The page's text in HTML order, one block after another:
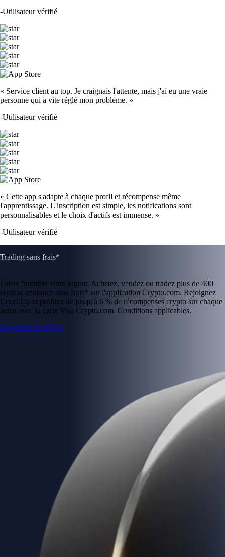
-Utilisateur vérifié
« Service client au top. Je craignais l'attente, mais j'ai eu une vraie
personne qui a vite réglé mon problème. »
-Utilisateur vérifié
« Cette app s'adapte à chaque profil et récompense même
l'apprentissage. L'inscription est simple, les notifications sont
personnalisables et le choix d'actifs est immense. »
-Utilisateur vérifié
Trading sans frais*
Faites fructifier votre argent. Achetez, vendez ou tradez plus de 400
cryptos tendance sans frais* sur l'application Crypto.com. Rejoignez
Level Up et profitez de jusqu'à 6 % de récompenses crypto sur chaque
achat avec la carte Visa Crypto.com. Conditions applicables.
Rejoindre Level Up